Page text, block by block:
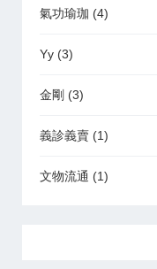
氣功瑜珈 (4)
Yy (3)
金剛 (3)
義診義賣 (1)
文物流通 (1)